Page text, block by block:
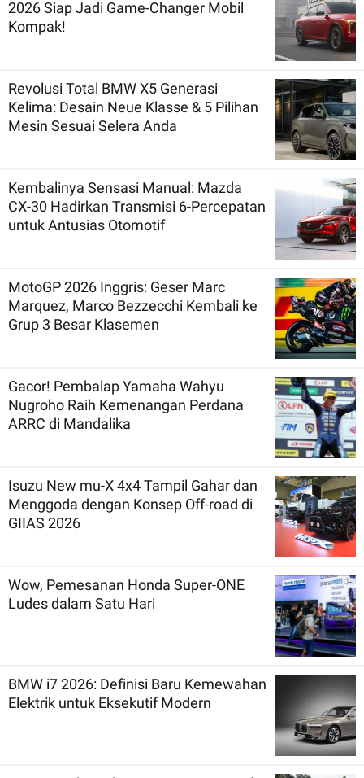
2026 Siap Jadi Game-Changer Mobil
Kompak!
Revolusi Total BMW X5 Generasi
Kelima: Desain Neue Klasse & 5 Pilihan
Mesin Sesuai Selera Anda
Kembalinya Sensasi Manual: Mazda
CX-30 Hadirkan Transmisi 6-Percepatan
untuk Antusias Otomotif
MotoGP 2026 Inggris: Geser Marc
Marquez, Marco Bezzecchi Kembali ke
Grup 3 Besar Klasemen
Gacor! Pembalap Yamaha Wahyu
Nugroho Raih Kemenangan Perdana
ARRC di Mandalika
Isuzu New mu-X 4x4 Tampil Gahar dan
Menggoda dengan Konsep Off-road di
GIIAS 2026
Wow, Pemesanan Honda Super-ONE
Ludes dalam Satu Hari
BMW i7 2026: Definisi Baru Kemewahan
Elektrik untuk Eksekutif Modern